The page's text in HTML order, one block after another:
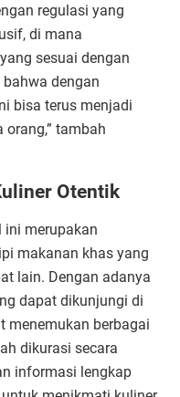
regulasi yang
di mana
sesuai dengan
dengan
bisa terus menjadi
tambah
Otentik
ini merupakan
makanan khas yang
lain. Dengan adanya
dapat dikunjungi di
menemukan berbagai
dikurasi secara
informasi lengkap